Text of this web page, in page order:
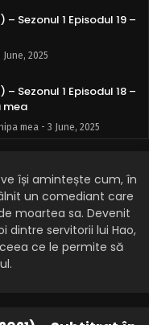
– Sezonul 1 Episodul 19 –
2025
– Sezonul 1 Episodul 18 –
mea
mea - 3 June, 2025
3 June, 2025
– Sezonul 1 Episodul 16 –
- 3 June, 2025
își amintește cum, în
un comediant care
moartea sa. Devenit
dintre servitorii lui Hao,
ce le permite să